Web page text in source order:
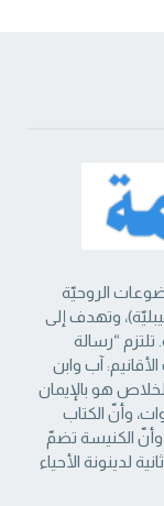
الروحيّة
وتهدف إلى
تلتزم “رسالة
آب وابن
هو بالإيمان
وأنّ الكتاب
وأنّ الكنيسة تضمّ
لدينونة الأحياء